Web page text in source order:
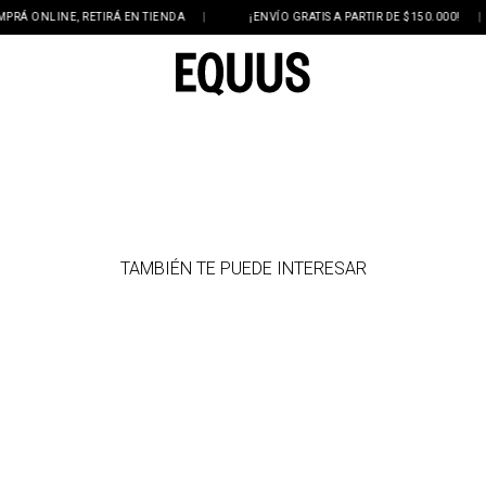
ONLINE, RETIRÁ EN TIENDA | ¡ENVÍO GRATIS A PARTIR DE $150.000! |
TAMBIÉN TE PUEDE INTERESAR